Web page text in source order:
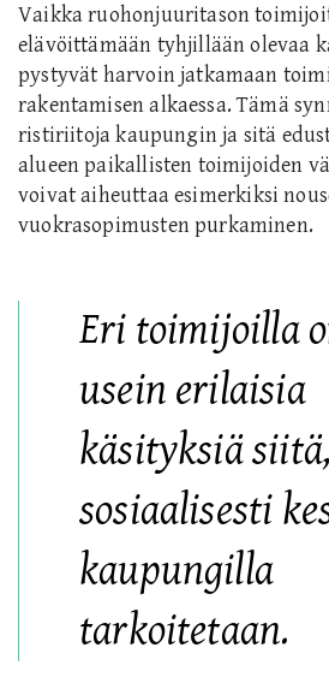
Vaikka ruohonjuuritason
elävöittämään tyhjillään olevaa
pystyvät harvoin jatkamaan
rakentamisen alkaessa. Tämä
ristiriitojakaupungin ja sitä
alueen paikallisten toimijoiden
voivat aiheuttaaesimerkiksi
vuokrasopimusten purkaminen.
Eri toimijoilla o
usein erilaisia
käsityksiä
sosiaalisesti
kaupungilla
tarkoitetaan.